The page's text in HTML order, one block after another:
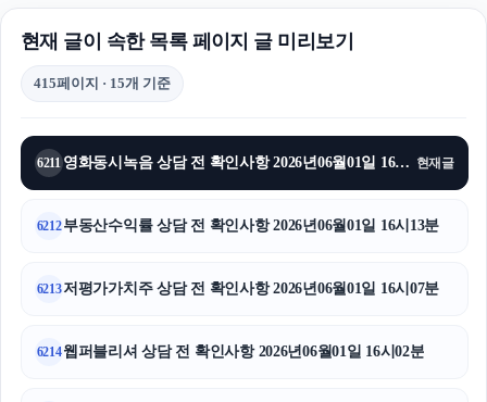
현재 글이 속한 목록 페이지 글 미리보기
415페이지 · 15개 기준
6211 영화동시녹음 상담 전 확인사항 2026년06월01일 16시17분 현재글
6212부동산수익률 상담 전 확인사항 2026년06월01일 16시13분
6213저평가가치주 상담 전 확인사항 2026년06월01일 16시07분
6214웹퍼블리셔 상담 전 확인사항 2026년06월01일 16시02분